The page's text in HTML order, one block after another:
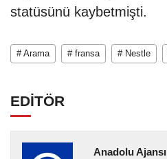
statüsünü kaybetmişti.
# Arama # fransa # Nestle
EDİTÖR
Anadolu Ajansı